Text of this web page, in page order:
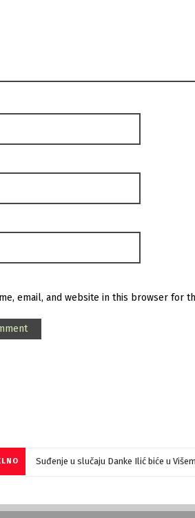
email, and website in this browser for
Suđenje u slučaju Danke Ilić biće u